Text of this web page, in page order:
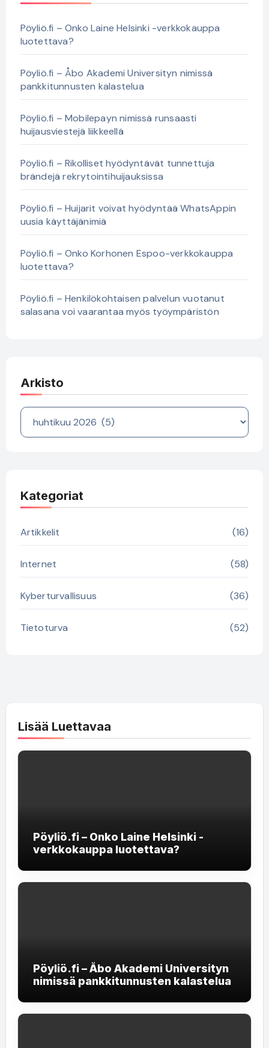
Pöyliö.fi – Onko Laine Helsinki -verkkokauppa
luotettava?
Pöyliö.fi – Åbo Akademi Universityn nimissä
pankkitunnusten kalastelua
Pöyliö.fi – Mobilepayn nimissä runsaasti
huijausviestejä liikkeellä
Pöyliö.fi – Rikolliset hyödyntävät tunnettuja
brändejä rekrytointihuijauksissa
Pöyliö.fi – Huijarit voivat hyödyntää WhatsAppin
uusia käyttäjänimiä
Pöyliö.fi – Onko Korhonen Espoo-verkkokauppa
luotettava?
Pöyliö.fi – Henkilökohtaisen palvelun vuotanut
salasana voi vaarantaa myös työympäristön
Arkisto
Arkisto
Kategoriat
Artikkelit (16)
Internet (58)
Kyberturvallisuus (36)
Tietoturva (52)
Lisää Luettavaa
Pöyliö.fi – Onko Laine Helsinki -
verkkokauppa luotettava?
Pöyliö.fi – Åbo Akademi Universityn
nimissä pankkitunnusten kalastelua